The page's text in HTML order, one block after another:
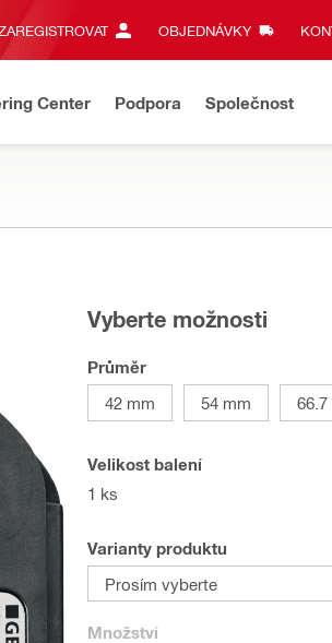
OBJEDNÁVKY
Center Podpora Společnost
Vyberte možnosti
Průměr
42 mm
54 mm 66.7
Velikost balení
1 ks
Varianty produktu
Prosím vyberte
Množství